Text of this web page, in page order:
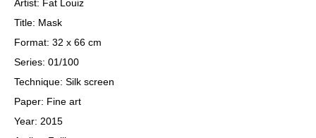
Artist: Fat Louiz
Title: Mask
Format: 32 x 66 cm
Series: 01/100
Technique: Silk screen
Paper: Fine art
Year: 2015